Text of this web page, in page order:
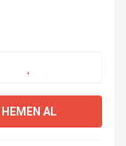
HEMEN AL